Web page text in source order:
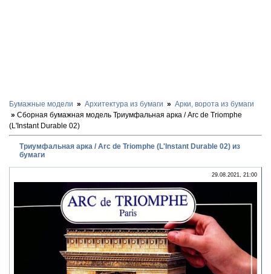
Бумажные модели Архитектура из бумаги
Арки, ворота из бумаги
Сборная бумажная модель Триумфальная арка / Arc de Triomphe
(L'Instant Durable 02)
Триумфальная арка / Arc de Triomphe (L'Instant Durable 02) из
бумаги
29.08.2021, 21:00